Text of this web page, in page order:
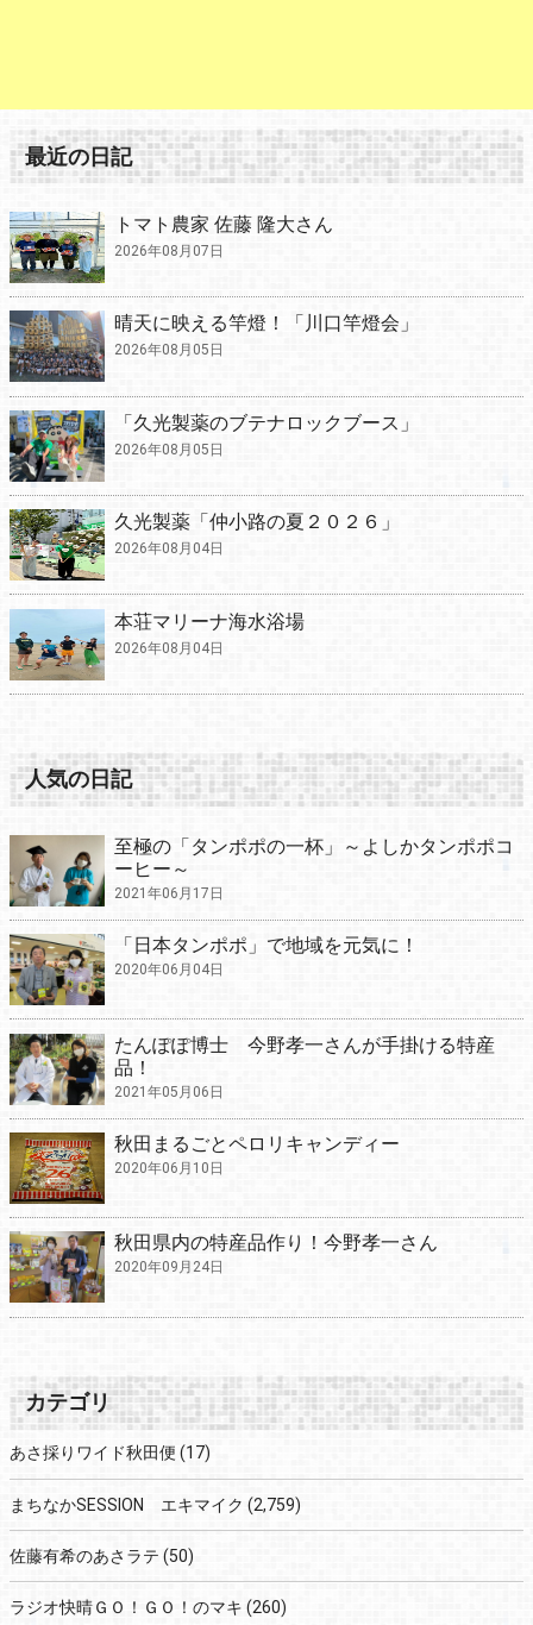
最近の日記
トマト農家 佐藤 隆大さん
2026年08月07日
晴天に映える竿燈！「川口竿燈会」
2026年08月05日
「久光製薬のブテナロックブース」
2026年08月05日
久光製薬「仲小路の夏２０２６」
2026年08月04日
本荘マリーナ海水浴場
2026年08月04日
人気の日記
至極の「タンポポの一杯」～よしかタンポポコ
ーヒー～
2021年06月17日
「日本タンポポ」で地域を元気に！
2020年06月04日
たんぽぽ博士 今野孝一さんが手掛ける特産
品！
2021年05月06日
秋田まるごとペロリキャンディー
2020年06月10日
秋田県内の特産品作り！今野孝一さん
2020年09月24日
カテゴリ
あさ採りワイド秋田便 (17)
まちなかSESSION エキマイク (2,759)
佐藤有希のあさラテ (50)
ラジオ快晴ＧＯ！ＧＯ！のマキ (260)